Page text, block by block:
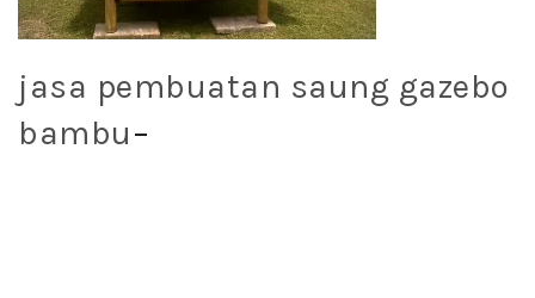
jasa pembuatan saung gazebo
bambu–